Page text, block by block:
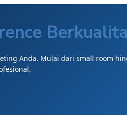
Anda. Mulai dari small room